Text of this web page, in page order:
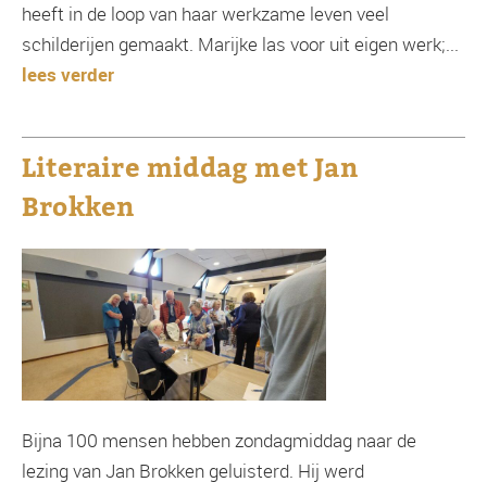
heeft in de loop van haar werkzame leven veel
schilderijen gemaakt. Marijke las voor uit eigen werk;...
lees verder
Literaire middag met Jan
Brokken
Bijna 100 mensen hebben zondagmiddag naar de
lezing van Jan Brokken geluisterd. Hij werd